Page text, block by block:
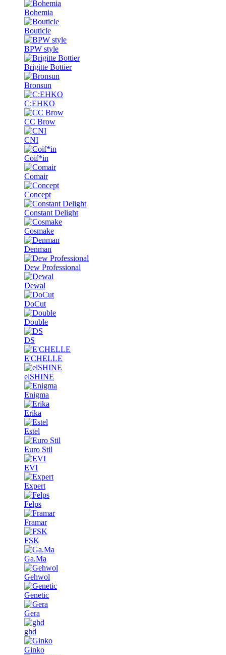
Bohemia
Bouticle
BPW style
Brigitte Bottier
Bronsun
C:EHKO
CC Brow
CNI
Coif*in
Comair
Concept
Constant Delight
Cosmake
Denman
Dew Professional
Dewal
DoCut
Double
DS
E'CHELLE
elSHINE
Enigma
Erika
Estel
Euro Stil
EVI
Expert
Felps
Framar
FSK
Ga.Ma
Gehwol
Genetic
Gera
ghd
Ginko